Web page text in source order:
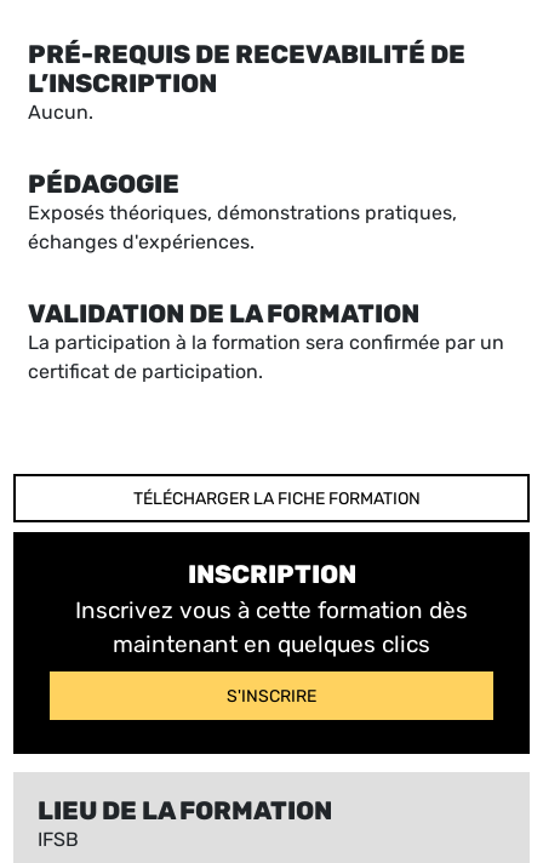
PRÉ-REQUIS DE RECEVABILITÉ DE
L’INSCRIPTION
Aucun.
PÉDAGOGIE
Exposés théoriques, démonstrations pratiques,
échanges d'expériences.
VALIDATION DE LA FORMATION
La participation à la formation sera confirmée par un
certificat de participation.
TÉLÉCHARGER LA FICHE FORMATION
INSCRIPTION
Inscrivez vous à cette formation dès
maintenant en quelques clics
S'INSCRIRE
LIEU DE LA FORMATION
IFSB